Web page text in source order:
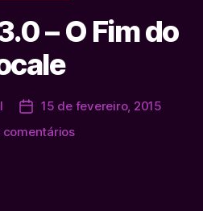
– O Fim do
Data15 de fevereiro, 2015
comentáriosem